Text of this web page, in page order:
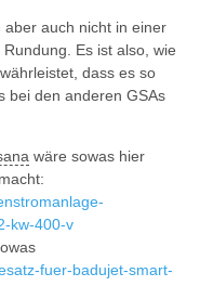
aber auch nicht in einer
Es ist also, wie
dass es so
bei den anderen GSAs
wäre sowas hier
kw-400-v
fuer-badujet-smart-